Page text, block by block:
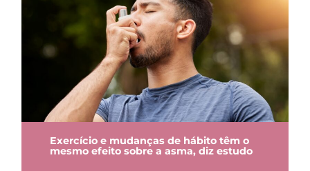
Exercício e mudanças de hábito têm o
mesmo efeito sobre a asma, diz estudo